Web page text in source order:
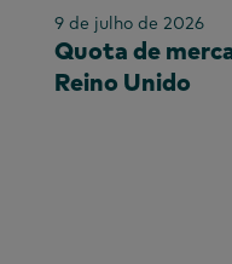
9 de julho de 2026
Quota de
Reino Unido